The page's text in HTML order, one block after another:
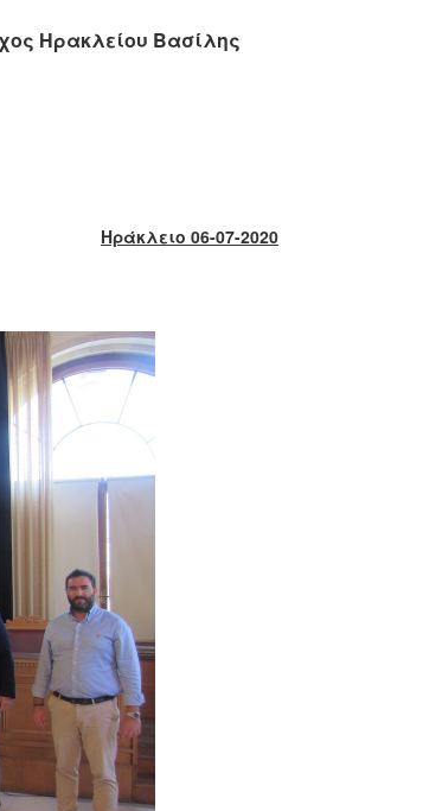
Ηρακλείου Βασίλης
Ηράκλειο 06-07-2020